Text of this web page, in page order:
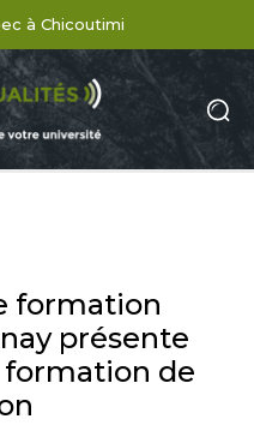
à Chicoutimi
formation
présente
formation de